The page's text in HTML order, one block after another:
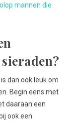
mannen die
dan ook leuk om
Begin eens met
daaraan een
ook een